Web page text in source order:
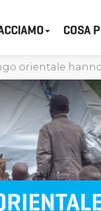
COSA
orientale